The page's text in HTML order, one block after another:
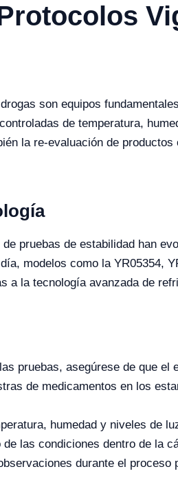
son equipos
de temperatura,
la re-evaluación de
pruebas de estabilidad han
modelos como la YR05354,
a la tecnología avanzada de
pruebas, asegúrese de que el
de medicamentos en los
humedad y niveles de
las condiciones dentro de la
durante el proceso